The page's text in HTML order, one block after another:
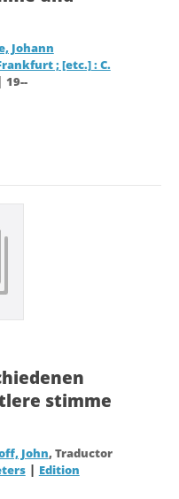
Johann
; [etc.] : C.
19--
stimme
John, Traductor
| Edition